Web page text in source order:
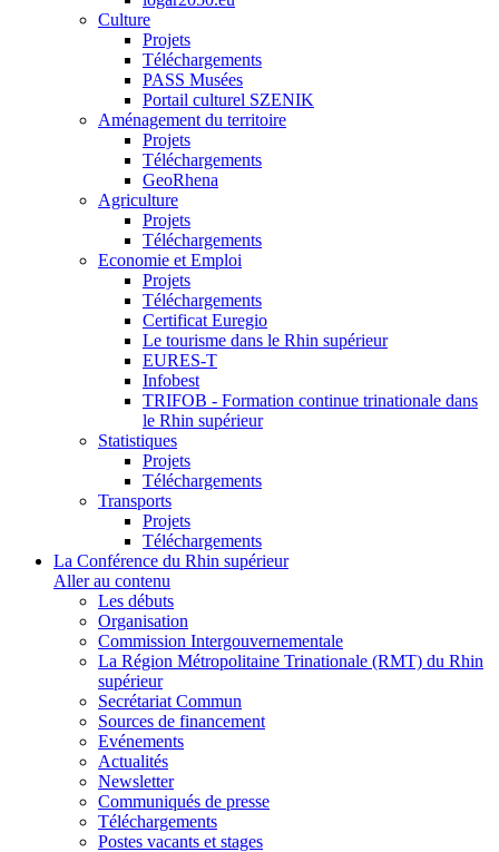
Culture
Projets
Téléchargements
PASS Musées
Portail culturel SZENIK
Aménagement du territoire
Projets
Téléchargements
GeoRhena
Agriculture
Projets
Téléchargements
Economie et Emploi
Projets
Téléchargements
Certificat Euregio
Le tourisme dans le Rhin supérieur
EURES-T
Infobest
TRIFOB - Formation continue trinationale dans
le Rhin supérieur
Statistiques
Projets
Téléchargements
Transports
Projets
Téléchargements
La Conférence du Rhin supérieur
Aller au contenu
Les débuts
Organisation
Commission Intergouvernementale
La Région Métropolitaine Trinationale (RMT) du Rhin
supérieur
Secrétariat Commun
Sources de financement
Evénements
Actualités
Newsletter
Communiqués de presse
Téléchargements
Postes vacants et stages